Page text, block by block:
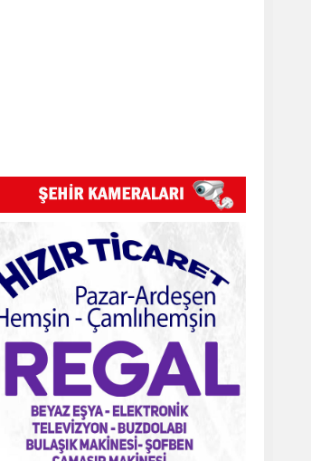
Pazar Kızkulesi tesislerinde proje
başladı
Pazar'daki bayramlaşmada projeler
tartışıldı